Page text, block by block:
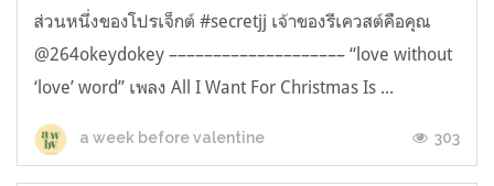
ส่วนหนึ่งของโปรเจ็กต์ #secretjj เจ้าของรีเควสต์คือคุณ
@264okeydokey –––––––––––––––––––– “love without
‘love’ word” เพลง All I Want For Christmas Is ...
a week before valentine 303